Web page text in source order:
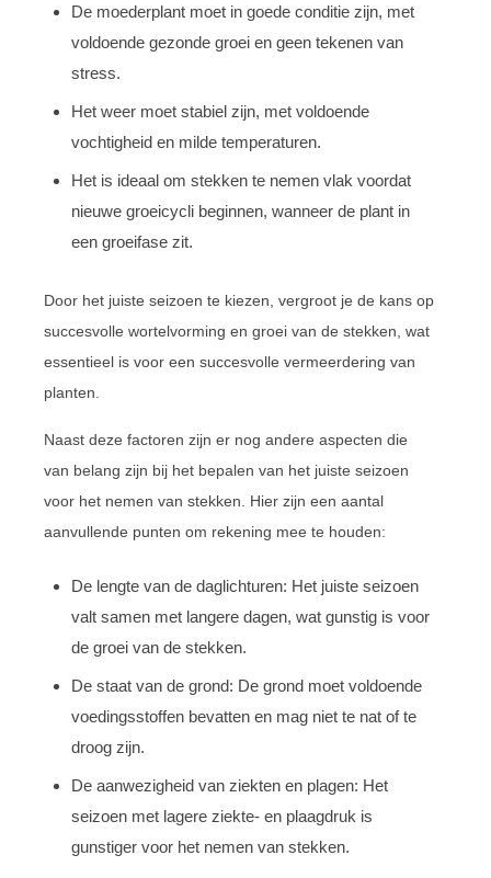
De moederplant moet in goede conditie zijn, met
voldoende gezonde groei en geen tekenen van
stress.
Het weer moet stabiel zijn, met voldoende
vochtigheid en milde temperaturen.
Het is ideaal om stekken te nemen vlak voordat
nieuwe groeicycli beginnen, wanneer de plant in
een groeifase zit.
Door het juiste seizoen te kiezen, vergroot je de kans op
succesvolle wortelvorming en groei van de stekken, wat
essentieel is voor een succesvolle vermeerdering van
planten.
Naast deze factoren zijn er nog andere aspecten die
van belang zijn bij het bepalen van het juiste seizoen
voor het nemen van stekken. Hier zijn een aantal
aanvullende punten om rekening mee te houden:
De lengte van de daglichturen: Het juiste seizoen
valt samen met langere dagen, wat gunstig is voor
de groei van de stekken.
De staat van de grond: De grond moet voldoende
voedingsstoffen bevatten en mag niet te nat of te
droog zijn.
De aanwezigheid van ziekten en plagen: Het
seizoen met lagere ziekte- en plaagdruk is
gunstiger voor het nemen van stekken.